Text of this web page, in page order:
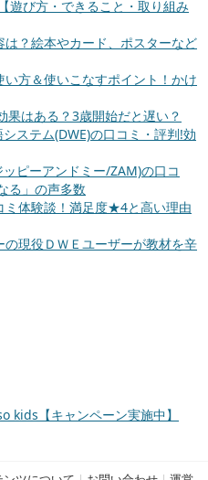
遊び方・できること・取り組み
？絵本やカード、ポスターなど
方＆使いこなすポイント！かけ
果はある？3歳開始だと遅い？
ステム(DWE)の口コミ・評判!効
ピーアンドミー/ZAM)の口コ
る」の声多数
ミ体験談！満足度★4と高い理由
現役ＤＷＥユーザーが教材を辛
kids【キャンペーン実施中】